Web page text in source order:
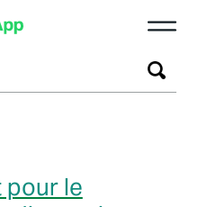
pour le